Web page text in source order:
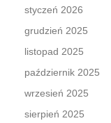
styczeń 2026
grudzień 2025
listopad 2025
październik 2025
wrzesień 2025
sierpień 2025